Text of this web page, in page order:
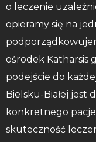
o leczenie
opieramy się na
ośrodek Katharsis
podejście do
Bielsku-Białej jest
konkretnego
skuteczność